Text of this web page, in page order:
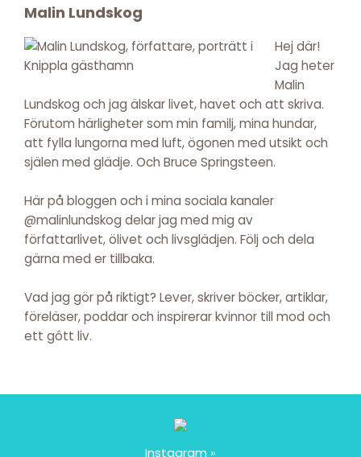
Footer
Malin Lundskog
Hej där!
Jag heter
Malin
Lundskog och jag älskar livet, havet och att skriva.
Förutom härligheter som min familj, mina hundar,
att fylla lungorna med luft, ögonen med utsikt och
själen med glädje. Och Bruce Springsteen.
Här på bloggen och i mina sociala kanaler
@malinlundskog delar jag med mig av
författarlivet, ölivet och livsglädjen. Följ och dela
gärna med er tillbaka.
Vad jag gör på riktigt? Lever, skriver böcker, artiklar,
föreläser, poddar och inspirerar kvinnor till mod och
ett gôtt liv.
Instagram »